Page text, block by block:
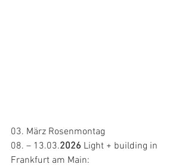
03. März Rosenmontag
08. – 13.03.2026 Light + building in
Frankfurt am Main: